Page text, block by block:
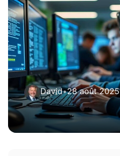
David•28 août 2025